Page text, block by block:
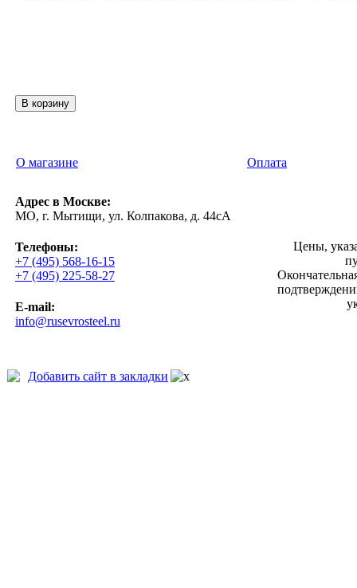
О магазине Оплата
Адрес в Москве:
МО, г. Мытищи, ул. Колпакова, д. 44сА
Телефоны:
+7 (495) 568-16-15
+7 (495) 225-58-27
E-mail:
info@rusevrosteel.ru
Цены,
Добавить сайт в закладки